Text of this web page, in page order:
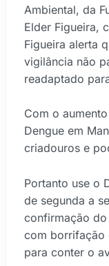
Ambiental, da
Elder Figueira,
Figueira alerta
vigilância não
readaptado
Com o
Dengue em
criadouros e
Portanto use o
de segunda a
confirmação
com borrifação
para conter o